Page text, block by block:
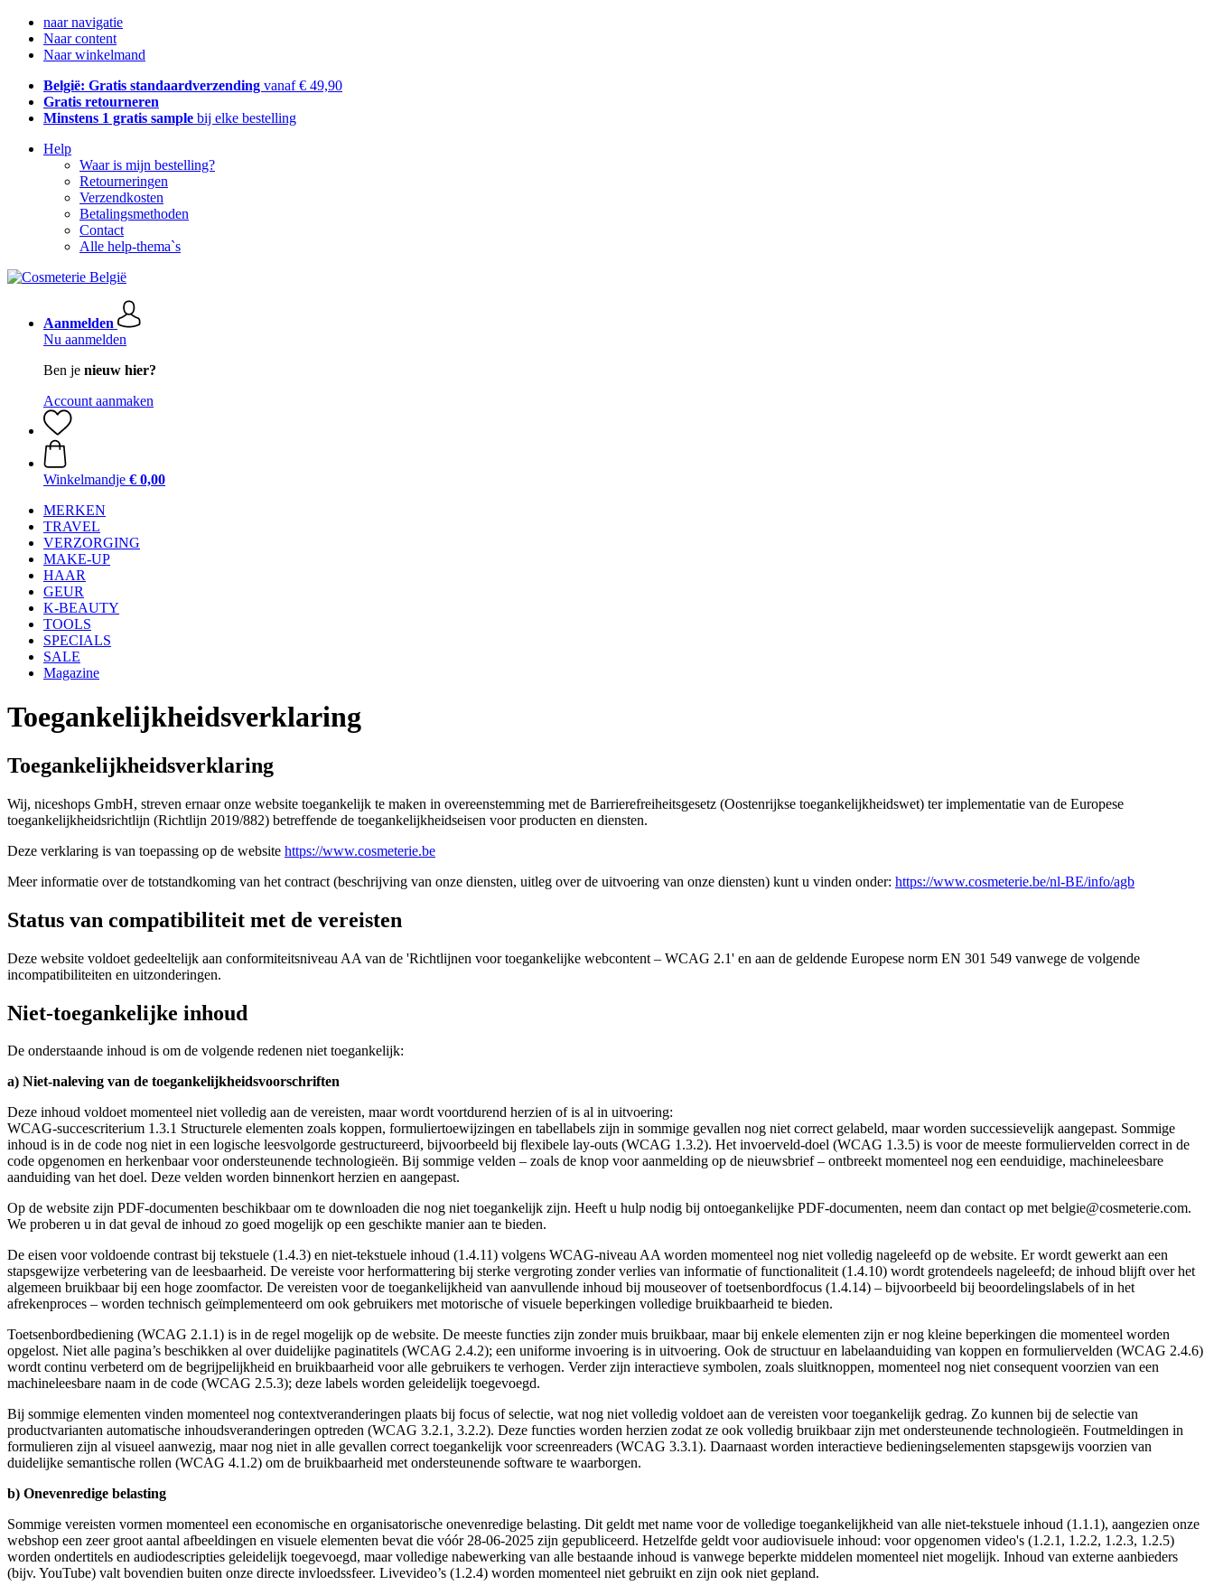
naar navigatie
Naar content
Naar winkelmand
België: Gratis standaardverzending vanaf € 49,90
Gratis retourneren
Minstens 1 gratis sample bij elke bestelling
Help
Waar is mijn bestelling?
Retourneringen
Verzendkosten
Betalingsmethoden
Contact
Alle help-thema`s
Aanmelden
Nu aanmelden
Ben je nieuw hier?
Account aanmaken
Winkelmandje € 0,00
MERKEN
TRAVEL
VERZORGING
MAKE-UP
HAAR
GEUR
K-BEAUTY
TOOLS
SPECIALS
SALE
Magazine
Toegankelijkheidsverklaring
Toegankelijkheidsverklaring
Wij, niceshops GmbH, streven ernaar onze website toegankelijk te maken in overeenstemming met de Barrierefreiheitsgesetz (Oostenrijkse toegankelijkheidswet) ter implementatie van de Europese
toegankelijkheidsrichtlijn (Richtlijn 2019/882) betreffende de toegankelijkheidseisen voor producten en diensten.
Deze verklaring is van toepassing op de website https://www.cosmeterie.be
Meer informatie over de totstandkoming van het contract (beschrijving van onze diensten, uitleg over de uitvoering van onze diensten) kunt u vinden onder: https://www.cosmeterie.be/nl-BE/info/agb
Status van compatibiliteit met de vereisten
Deze website voldoet gedeeltelijk aan conformiteitsniveau AA van de 'Richtlijnen voor toegankelijke webcontent – WCAG 2.1' en aan de geldende Europese norm EN 301 549 vanwege de volgende
incompatibiliteiten en uitzonderingen.
Niet-toegankelijke inhoud
De onderstaande inhoud is om de volgende redenen niet toegankelijk:
a) Niet-naleving van de toegankelijkheidsvoorschriften
Deze inhoud voldoet momenteel niet volledig aan de vereisten, maar wordt voortdurend herzien of is al in uitvoering:
WCAG-succescriterium 1.3.1 Structurele elementen zoals koppen, formuliertoewijzingen en tabellabels zijn in sommige gevallen nog niet correct gelabeld, maar worden successievelijk aangepast. Sommige
inhoud is in de code nog niet in een logische leesvolgorde gestructureerd, bijvoorbeeld bij flexibele lay-outs (WCAG 1.3.2). Het invoerveld-doel (WCAG 1.3.5) is voor de meeste formuliervelden correct in de
code opgenomen en herkenbaar voor ondersteunende technologieën. Bij sommige velden – zoals de knop voor aanmelding op de nieuwsbrief – ontbreekt momenteel nog een eenduidige, machineleesbare
aanduiding van het doel. Deze velden worden binnenkort herzien en aangepast.
Op de website zijn PDF-documenten beschikbaar om te downloaden die nog niet toegankelijk zijn. Heeft u hulp nodig bij ontoegankelijke PDF-documenten, neem dan contact op met belgie@cosmeterie.com.
We proberen u in dat geval de inhoud zo goed mogelijk op een geschikte manier aan te bieden.
De eisen voor voldoende contrast bij tekstuele (1.4.3) en niet-tekstuele inhoud (1.4.11) volgens WCAG-niveau AA worden momenteel nog niet volledig nageleefd op de website. Er wordt gewerkt aan een
stapsgewijze verbetering van de leesbaarheid. De vereiste voor herformattering bij sterke vergroting zonder verlies van informatie of functionaliteit (1.4.10) wordt grotendeels nageleefd; de inhoud blijft over het
algemeen bruikbaar bij een hoge zoomfactor. De vereisten voor de toegankelijkheid van aanvullende inhoud bij mouseover of toetsenbordfocus (1.4.14) – bijvoorbeeld bij beoordelingslabels of in het
afrekenproces – worden technisch geïmplementeerd om ook gebruikers met motorische of visuele beperkingen volledige bruikbaarheid te bieden.
Toetsenbordbediening (WCAG 2.1.1) is in de regel mogelijk op de website. De meeste functies zijn zonder muis bruikbaar, maar bij enkele elementen zijn er nog kleine beperkingen die momenteel worden
opgelost. Niet alle pagina’s beschikken al over duidelijke paginatitels (WCAG 2.4.2); een uniforme invoering is in uitvoering. Ook de structuur en labelaanduiding van koppen en formuliervelden (WCAG 2.4.6)
wordt continu verbeterd om de begrijpelijkheid en bruikbaarheid voor alle gebruikers te verhogen. Verder zijn interactieve symbolen, zoals sluitknoppen, momenteel nog niet consequent voorzien van een
machineleesbare naam in de code (WCAG 2.5.3); deze labels worden geleidelijk toegevoegd.
Bij sommige elementen vinden momenteel nog contextveranderingen plaats bij focus of selectie, wat nog niet volledig voldoet aan de vereisten voor toegankelijk gedrag. Zo kunnen bij de selectie van
productvarianten automatische inhoudsveranderingen optreden (WCAG 3.2.1, 3.2.2). Deze functies worden herzien zodat ze ook volledig bruikbaar zijn met ondersteunende technologieën. Foutmeldingen in
formulieren zijn al visueel aanwezig, maar nog niet in alle gevallen correct toegankelijk voor screenreaders (WCAG 3.3.1). Daarnaast worden interactieve bedieningselementen stapsgewijs voorzien van
duidelijke semantische rollen (WCAG 4.1.2) om de bruikbaarheid met ondersteunende software te waarborgen.
b) Onevenredige belasting
Sommige vereisten vormen momenteel een economische en organisatorische onevenredige belasting. Dit geldt met name voor de volledige toegankelijkheid van alle niet-tekstuele inhoud (1.1.1), aangezien onze
webshop een zeer groot aantal afbeeldingen en visuele elementen bevat die vóór 28-06-2025 zijn gepubliceerd. Hetzelfde geldt voor audiovisuele inhoud: voor opgenomen video's (1.2.1, 1.2.2, 1.2.3, 1.2.5)
worden ondertitels en audiodescripties geleidelijk toegevoegd, maar volledige nabewerking van alle bestaande inhoud is vanwege beperkte middelen momenteel niet mogelijk. Inhoud van externe aanbieders
(bijv. YouTube) valt bovendien buiten onze directe invloedssfeer. Livevideo’s (1.2.4) worden momenteel niet gebruikt en zijn ook niet gepland.